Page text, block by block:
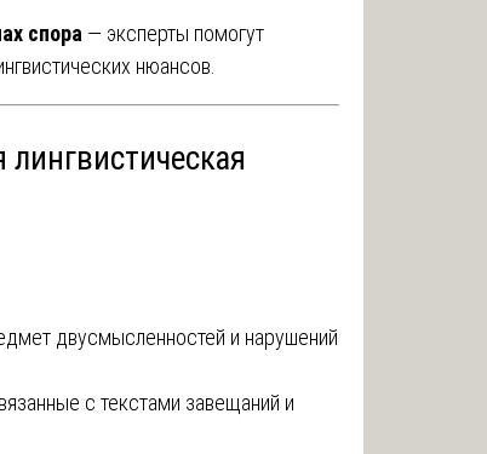
спора — эксперты помогут
нюансов.
лингвистическая
двусмысленностей и нарушений
с текстами завещаний и